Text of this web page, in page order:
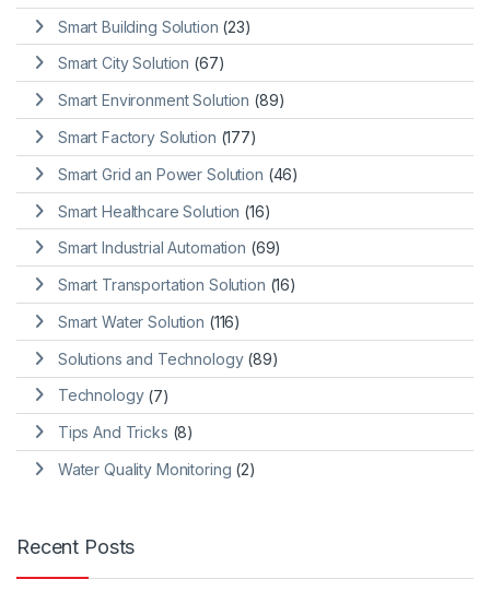
Smart Building Solution (23)
Smart City Solution (67)
Smart Environment Solution (89)
Smart Factory Solution (177)
Smart Grid an Power Solution (46)
Smart Healthcare Solution (16)
Smart Industrial Automation (69)
Smart Transportation Solution (16)
Smart Water Solution (116)
Solutions and Technology(89)
Technology(7)
Tips And Tricks (8)
Water Quality Monitoring (2)
Recent Posts